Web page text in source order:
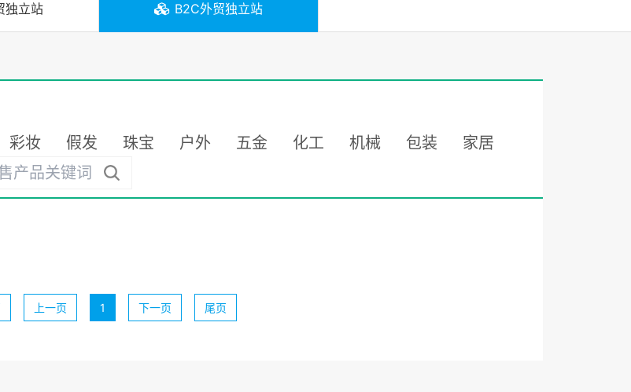
独立站 B2C外贸独立站
彩妆 假发 珠宝 户外 五金 化工 机械 包装
家居
上一页 1 下一页 尾页